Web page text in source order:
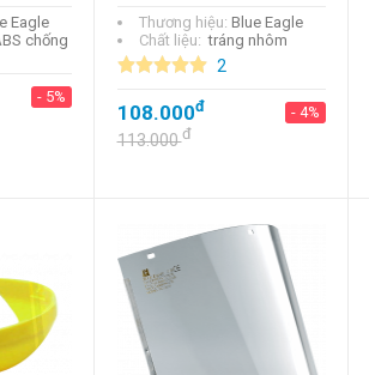
Eagle
chống
- 5%
Thương hiệu: Blue Eagle
Chất liệu: tráng nhôm
2
108.000đ - 4%
113.000đ